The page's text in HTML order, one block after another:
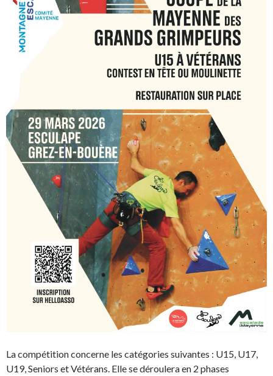
La compétition concerne les catégories suivantes : U15, U17,
U19, Seniors et Vétérans. Elle se déroulera en 2 phases